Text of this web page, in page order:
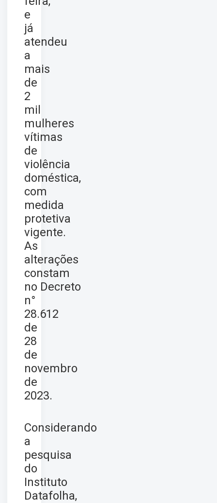
e
já
atendeu
a
mais
de
2
mil
mulheres
vítimas
de
violência
doméstica,
com
medida
protetiva
vigente.
As
alterações
constam
no Decreto
n°
28.612
de
28
de
novembro
de
2023.
Considerando
a
pesquisa
do
Instituto
Datafolha,